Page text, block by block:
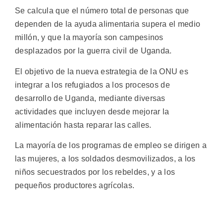
Se calcula que el número total de personas que
dependen de la ayuda alimentaria supera el medio
millón, y que la mayoría son campesinos
desplazados por la guerra civil de Uganda.
El objetivo de la nueva estrategia de la ONU es
integrar a los refugiados a los procesos de
desarrollo de Uganda, mediante diversas
actividades que incluyen desde mejorar la
alimentación hasta reparar las calles.
La mayoría de los programas de empleo se dirigen a
las mujeres, a los soldados desmovilizados, a los
niños secuestrados por los rebeldes, y a los
pequeños productores agrícolas.